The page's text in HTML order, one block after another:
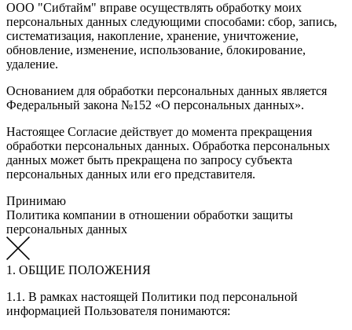
ООО "Сибтайм" вправе осуществлять обработку моих
персональных данных следующими способами: сбор, запись,
систематизация, накопление, хранение, уничтожение,
обновление, изменение, использование, блокирование,
удаление.
Основанием для обработки персональных данных является
Федеральный закона №152 «О персональных данных».
Настоящее Согласие действует до момента прекращения
обработки персональных данных. Обработка персональных
данных может быть прекращена по запросу субъекта
персональных данных или его представителя.
Принимаю
Политика компании в отношении обработки защиты
персональных данных
1. ОБЩИЕ ПОЛОЖЕНИЯ
1.1. В рамках настоящей Политики под персональной
информацией Пользователя понимаются: